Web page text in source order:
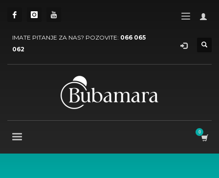
IMATE PITANJE ZA NAS? POZOVITE: 066 065
062